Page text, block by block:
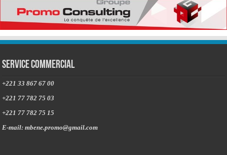
Service commercial
+221 33 867 67 00
+221 77 782 75 03
+221 77 782 75 15
E-mail: mbene.promo@gmail.com